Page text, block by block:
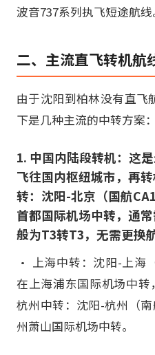
波音737系列执飞短途航线
二、主流直飞转机航
由于沈阳到柏林没有直飞
下是几种主流的中转方案：
1. 中国内陆段转机：这
飞往国内枢纽城市，再
转：沈阳-北京（国航
首都国际机场中转，通
般为T3转T3，无需更换
• 上海中转：沈阳-上海
在上海浦东国际机场中
杭州中转：沈阳-杭州（
州萧山国际机场中转。